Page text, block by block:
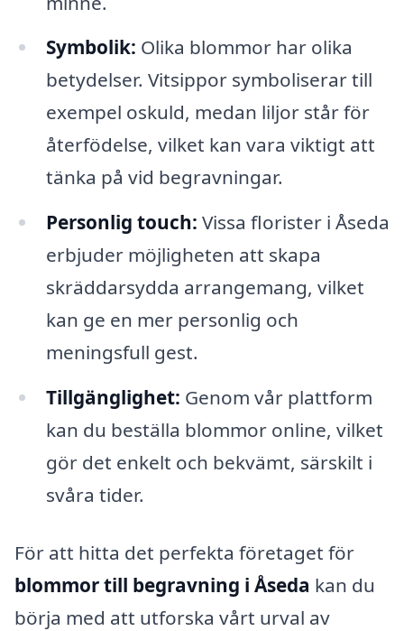
Symbolik: Olika blommor har olika
betydelser. Vitsippor symboliserar till
exempel oskuld, medan liljor står för
återfödelse, vilket kan vara viktigt att
tänka på vid begravningar.
Personlig touch: Vissa florister i Åseda
erbjuder möjligheten att skapa
skräddarsydda arrangemang, vilket
kan ge en mer personlig och
meningsfull gest.
Tillgänglighet: Genom vår plattform
kan du beställa blommor online, vilket
gör det enkelt och bekvämt, särskilt i
svåra tider.
För att hitta det perfekta företaget för
blommor till begravning i Åseda kan du
börja med att utforska vårt urval av